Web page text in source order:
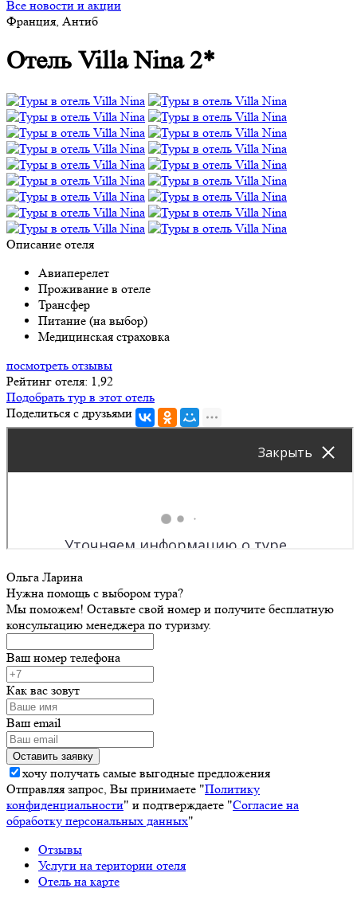
Все новости и акции
Франция, Антиб
Отель Villa Nina 2*
Описание отеля
Авиаперелет
Проживание в отеле
Трансфер
Питание (на выбор)
Медицинская страховка
посмотреть отзывы
Рейтинг отеля: 1,92
Подобрать тур в этот отель
Поделиться с друзьями
Ольга Ларина
Нужна помощь с выбором тура?
Мы поможем! Оставьте свой номер и получите бесплатную
консультацию менеджера по туризму.
Ваш номер телефона
Как вас зовут
Ваш email
хочу получать самые выгодные предложения
Отправляя запрос, Вы принимаете "Политику
конфиденциальности" и подтверждаете "Согласие на
обработку персональных данных"
Отзывы
Услуги на територии отеля
Отель на карте